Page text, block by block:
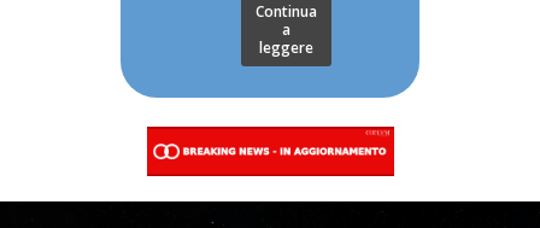
Continua
a
leggere